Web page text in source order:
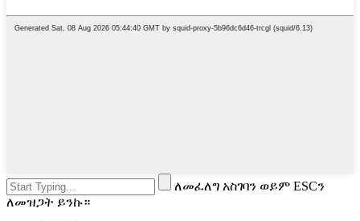
ለመፈለግ አስገባን ወይም ESCን
ለመዝጋት ይንኩ።